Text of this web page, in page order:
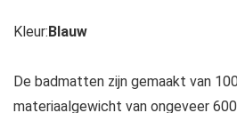
Kleur:Blauw
De badmatten zijn gemaakt van
materiaalgewicht van ongeveer